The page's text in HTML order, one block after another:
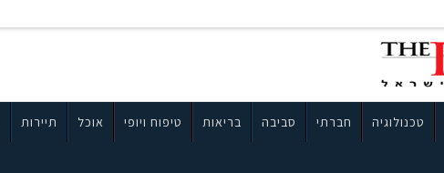
טכנולוגיה חברתי סביבה בריאות טיפוח ויופי אוכל תיירות